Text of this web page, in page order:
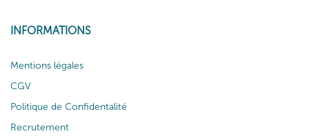
INFORMATIONS
Mentions légales
CGV
Politique de Confidentalité
Recrutement